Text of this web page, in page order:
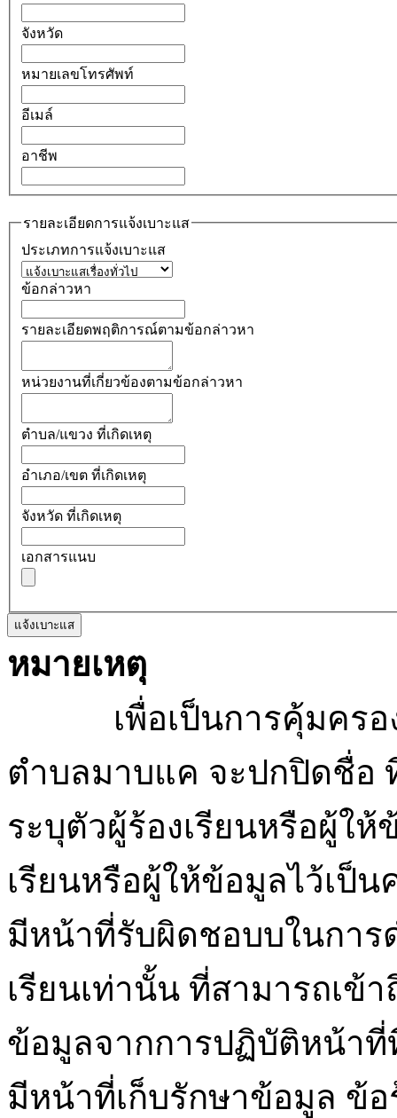
จังหวัด
หมายเลขโทรศัพท์
อีเมล์
อาชีพ
รายละเอียดการแจ้งเบาะแส
ประเภทการแจ้งเบาะแส
ข้อกล่าวหา
รายละเอียดพฤติการณ์ตามข้อกล่าวหา
หน่วยงานที่เกี่ยวข้องตามข้อกล่าวหา
ตำบล/แขวง ที่เกิดเหตุ
อำเภอ/เขต ที่เกิดเหตุ
จังหวัด ที่เกิดเหตุ
เอกสารแนบ
แจ้งเบาะแส
หมายเหตุ
เพื่อเป็นการคุ้มครองสิ
ตำบลมาบแค จะปกปิดชื่อ
ระบุตัวผู้ร้องเรียนหรือผู้ใ
เรียนหรือผู้ให้ข้อมูลไว้เป็
มีหน้าที่รับผิดชอบบในการ
เรียนเท่านั้น ที่สามารถเข้
ข้อมูลจากการปฏิบัติหน้าที่
มีหน้าที่เก็บรักษาข้อมูล ข้อ